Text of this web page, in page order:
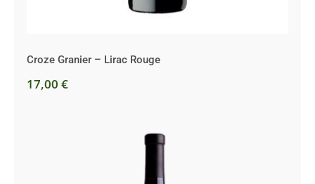
Croze Granier – Lirac Rouge
17,00 €